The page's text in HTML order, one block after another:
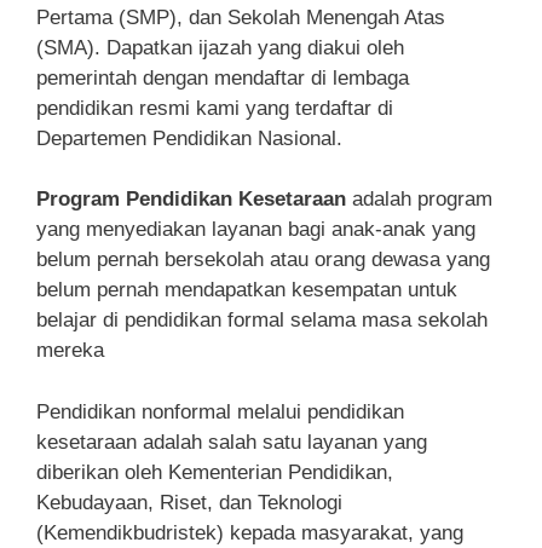
Pertama (SMP), dan Sekolah Menengah Atas
(SMA). Dapatkan ijazah yang diakui oleh
pemerintah dengan mendaftar di lembaga
pendidikan resmi kami yang terdaftar di
Departemen Pendidikan Nasional.
Program Pendidikan Kesetaraan adalah program
yang menyediakan layanan bagi anak-anak yang
belum pernah bersekolah atau orang dewasa yang
belum pernah mendapatkan kesempatan untuk
belajar di pendidikan formal selama masa sekolah
mereka
Pendidikan nonformal melalui pendidikan
kesetaraan adalah salah satu layanan yang
diberikan oleh Kementerian Pendidikan,
Kebudayaan, Riset, dan Teknologi
(Kemendikbudristek) kepada masyarakat, yang